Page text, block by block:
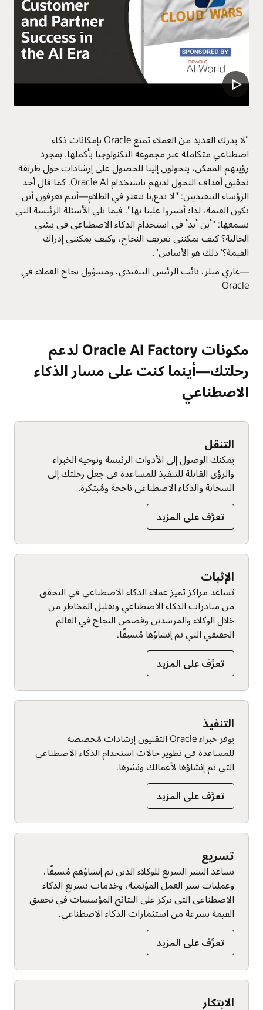
"لا يدرك العديد من العملاء تمتع Oracle بإمكانات ذكاء
اصطناعي متكاملة عبر مجموعة التكنولوجيا بأكملها. بمجرد
رؤيتهم الممكن، يتحولون إلينا للحصول على إرشادات حول طريقة
تحقيق أهداف التحول لديهم باستخدام Oracle AI. كما قال أحد
الرؤساء التنفيذيين: "لا تدع,نا نتعثر في الظلام—أنتم تعرفون أين
تكون القيمة، لذا؛ أشيروا علينا بها". فيما يلي الأسئلة الرئيسة التي
نسمعها: "أين أبدأ في استخدام الذكاء الاصطناعي في بيئتي
الحالية؟ كيف يمكنني تعريف النجاح، وكيف يمكنني إدراك
القيمة؟' ذلك هو الأساس".
—غاري ميلر، نائب الرئيس التنفيذي، ومسؤول نجاح العملاء في
Oracle
مكونات Oracle AI Factory لدعم
رحلتك—أينما كنت على مسار الذكاء
الاصطناعي
التنقل
يمكنك الوصول إلى الأدوات الرئيسة وتوجيه الخبراء
والرؤى القابلة للتنفيذ للمساعدة في جعل رحلتك إلى
السحابة والذكاء الاصطناعي ناجحة ومُبتكرة.
تعرَّف على المزيد
الإثبات
تساعد مراكز تميز عملاء الذكاء الاصطناعي في التحقق
من مبادرات الذكاء الاصطناعي وتقليل المخاطر من
خلال الوكلاء والمرشدين وقصص النجاح في العالم
الحقيقي التي تم إنشاؤها مُسبقًا.
تعرَّف على المزيد
التنفيذ
يوفر خبراء Oracle التقنيون إرشادات مُخصصة
للمساعدة في تطوير حالات استخدام الذكاء الاصطناعي
التي تم إنشاؤها لأعمالك ونشرها.
تعرَّف على المزيد
تسريع
يساعد النشر السريع للوكلاء الذين تم إنشاؤهم مُسبقًا،
وعمليات سير العمل المؤتمتة، وخدمات تسريع الذكاء
الاصطناعي التي تركز على النتائج المؤسسات في تحقيق
القيمة بسرعة من استثمارات الذكاء الاصطناعي.
تعرَّف على المزيد
الابتكار